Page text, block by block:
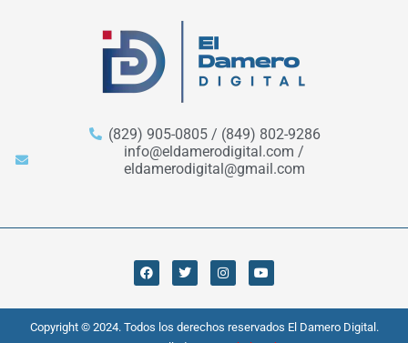
(829) 905-0805 / (849) 802-9286
info@eldamerodigital.com /
eldamerodigital@gmail.com
Copyright © 2024. Todos los derechos reservados El Damero Digital.